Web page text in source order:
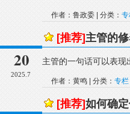
作者：鲁政委 | 分类：
20
2025.7
[推荐]主管的
主管的一句话可以表
作者：黄鸣 | 分类： 专栏
[推荐]如何确